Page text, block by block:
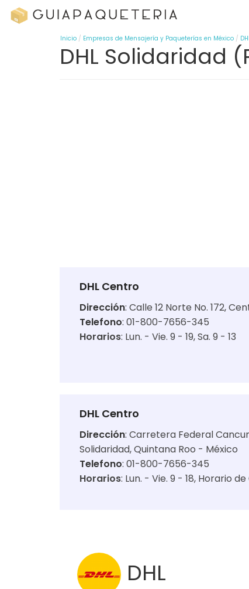
Inicio Empresas de Mensajería y Paqueterías en México
DHL Solidaridad
DHL Centro
Dirección: Calle 12 Norte No. 172,
Telefono: 01-800-7656-345
Horarios: Lun. - Vie. 9 - 19 Sa. 9 - 13
DHL Centro
Dirección: Carretera Federal
Solidaridad, Quintana Roo - México
Telefono: 01-800-7656-345
Horarios: Lun. - Vie. 9 - 18 Horario de
DHL